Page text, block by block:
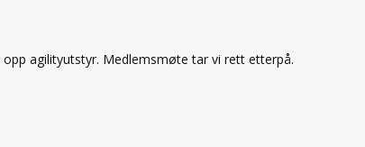
agilityutstyr. Medlemsmøte tar vi rett etterpå.